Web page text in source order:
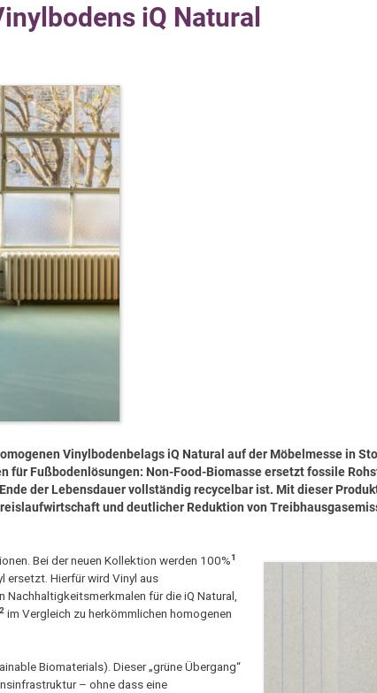
iQ Natural
Vinylbodenbelags iQ Natural auf der Möbelmesse in
für Fußbodenlösungen: Non-Food-Biomasse ersetzt fossile
der Lebensdauer vollständig recycelbar ist. Mit dieser
und deutlicher Reduktion von
Bei der neuen Kollektion werden 100%1
Hierfür wird Vinyl aus
für die iQ Natural,
2im Vergleich zu herkömmlichen homogenen
Biomaterials). Dieser „grüne Übergang“
– ohne dass eine